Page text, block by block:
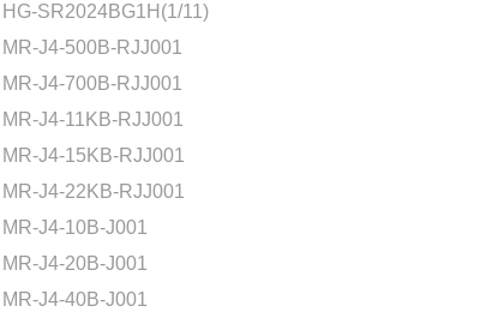
HG-SR2024BG1H(1/11)
MR-J4-500B-RJJ001
MR-J4-700B-RJJ001
MR-J4-11KB-RJJ001
MR-J4-15KB-RJJ001
MR-J4-22KB-RJJ001
MR-J4-10B-J001
MR-J4-20B-J001
MR-J4-40B-J001